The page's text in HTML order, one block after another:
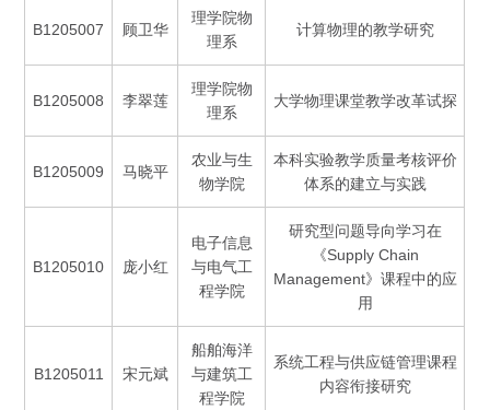
B1205007 顾卫华
理学院物
理系
计算物理的教学研究
B1205008 李翠莲
理学院物
理系
大学物理课堂教学改革试探
B1205009 马晓平
农业与生
物学院
本科实验教学质量考核评价
体系的建立与实践
B1205010 庞小红
电子信息
与电气工
程学院
研究型问题导向学习在
《Supply Chain
Management》课程中的应
用
B1205011 宋元斌
船舶海洋
与建筑工
程学院
系统工程与供应链管理课程
内容衔接研究